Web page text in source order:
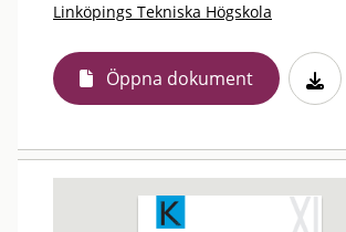
Linköpings Tekniska Högskola
Öppna dokument